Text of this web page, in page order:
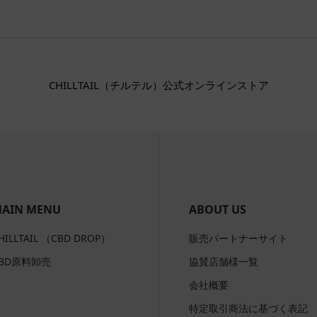
CHILLTAIL（チルテル）公式オンラインストア
MENU
（CBD DROP）
原料卸売
ABOUT US
販売パートナーサイト
協賛店舗様一覧
会社概要
特定取引商法に基づく表記